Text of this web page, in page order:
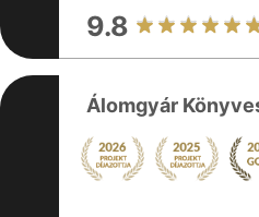
9.8
Álomgyár